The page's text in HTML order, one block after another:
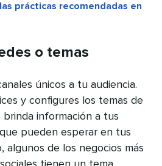
prácticas recomendadas en
o temas
únicos a tu audiencia.
y configures los temas de
brinda información a tus
pueden esperar en tus
algunos de los negocios más